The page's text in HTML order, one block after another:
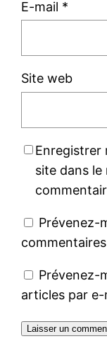
E-mail *
Site web
Enregistrer
site dans
Prévenez-
Prévenez-
articles par e-